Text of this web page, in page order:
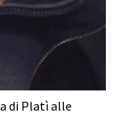
di Platì alle